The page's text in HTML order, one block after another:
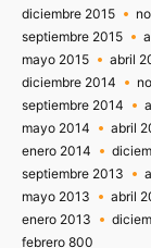
diciembre 2015
septiembre 2015
mayo 2015
abril
diciembre 2014
septiembre 2014
mayo 2014
abril
enero 2014
septiembre 2013
mayo 2013
abril
enero 2013
febrero 800